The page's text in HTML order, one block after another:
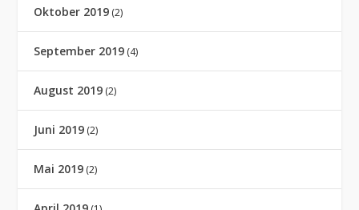
Oktober 2019 (2)
September 2019 (4)
August 2019 (2)
Juni 2019 (2)
Mai 2019 (2)